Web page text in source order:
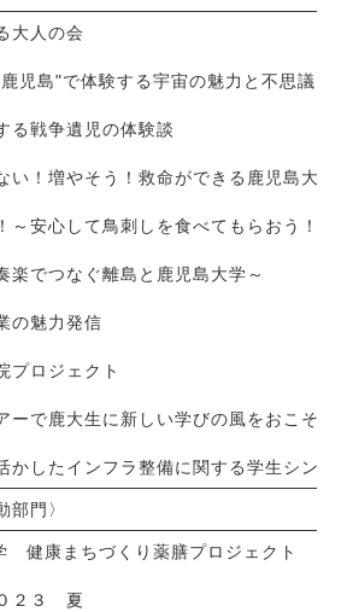
大人の会
児島"で体験する宇宙の魅力と不思議
る戦争遺児の体験談
い！増やそう！救命ができる鹿児島大学
～安心して鳥刺しを食べてもらおう！～
楽でつなぐ離島と鹿児島大学～
の魅力発信
プロジェクト
ーで鹿大生に新しい学びの風をおこそう
かしたインフラ整備に関する学生シンポ
門〉
健康まちづくり薬膳プロジェクト
２３ 夏